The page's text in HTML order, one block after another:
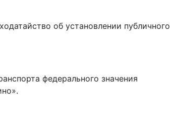
об установлении публичного
федерального значения